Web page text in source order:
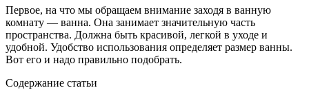
Первое, на что мы обращаем внимание заходя в ванную
комнату — ванна. Она занимает значительную часть
пространства. Должна быть красивой, легкой в уходе и
удобной. Удобство использования определяет размер ванны.
Вот его и надо правильно подобрать.
Содержание статьи